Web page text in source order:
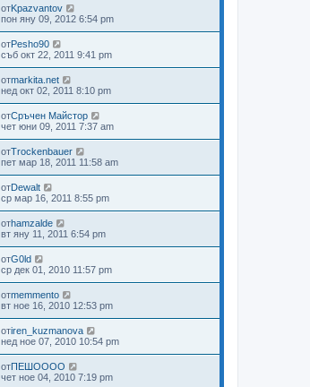
отKpazvantov
пон яну 09, 2012 6:54 pm
отPesho90
съб окт 22, 2011 9:41 pm
отmarkita.net
нед окт 02, 2011 8:10 pm
отСръчен Майстор
чет юни 09, 2011 7:37 am
отTrockenbauer
пет мар 18, 2011 11:58 am
отDewalt
ср мар 16, 2011 8:55 pm
отhamzalde
вт яну 11, 2011 6:54 pm
отG0ld
ср дек 01, 2010 11:57 pm
отmemmento
вт ное 16, 2010 12:53 pm
отiren_kuzmanova
нед ное 07, 2010 10:54 pm
отПЕШОООО
чет ное 04, 2010 7:19 pm